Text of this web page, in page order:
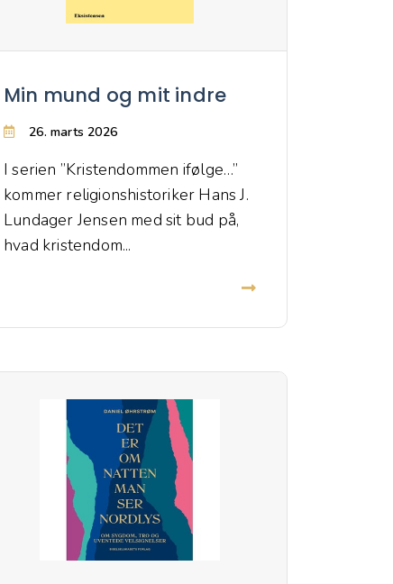
Min mund og mit indre
26. marts 2026
I serien ”Kristendommen ifølge…”
kommer religionshistoriker Hans J.
Lundager Jensen med sit bud på,
hvad kristendom...